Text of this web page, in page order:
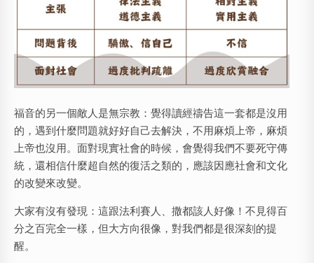
福音的另一個敵人是無宗教：覺得讀經禱告這一套都是沒用
的，遇到什麼問題就好好自己去解決，不用麻煩上帝，麻煩
上帝也沒用。面對現實社會的時候，會覺得我們不要死守傳
統，還相信什麼超自然的復活之類的，應該因應社會和文化
的改變來改變。
大家有沒有發現：這跟法利賽人、撒都該人好像！不見得百
分之百完全一樣，但大方向很像，對我們都是很深刻的提
醒。